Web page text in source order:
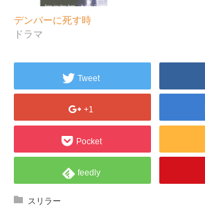
デンバーに死す時
ドラマ
Tweet
+1
Pocket
feedly
スリラー